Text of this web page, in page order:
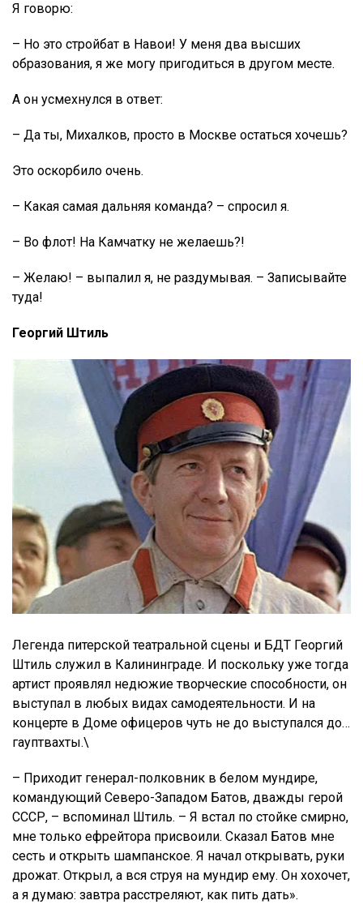
Я говорю:
– Но это стройбат в Навои! У меня два высших
образования, я же могу пригодиться в другом месте.
А он усмехнулся в ответ:
– Да ты, Михалков, просто в Москве остаться хочешь?
Это оскорбило очень.
– Какая самая дальняя команда? – спросил я.
– Во флот! На Камчатку не желаешь?!
– Желаю! – выпалил я, не раздумывая. – Записывайте
туда!
Георгий Штиль
Легенда питерской театральной сцены и БДТ Георгий
Штиль служил в Калининграде. И поскольку уже тогда
артист проявлял недюжие творческие способности, он
выступал в любых видах самодеятельности. И на
концерте в Доме офицеров чуть не до выступался до…
гауптвахты.\
– Приходит генерал-полковник в белом мундире,
командующий Северо-Западом Батов, дважды герой
СССР, – вспоминал Штиль. – Я встал по стойке смирно,
мне только ефрейтора присвоили. Сказал Батов мне
сесть и открыть шампанское. Я начал открывать, руки
дрожат. Открыл, а вся струя на мундир ему. Он хохочет,
а я думаю: завтра расстреляют, как пить дать».